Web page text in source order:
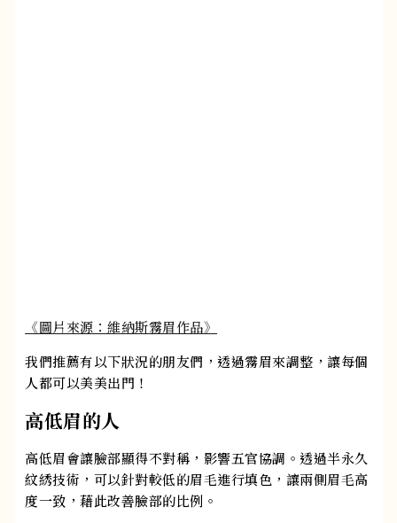
《圖片來源：維納斯霧眉作品》
我們推薦有以下狀況的朋友們，透過霧眉來調整，讓每個
人都可以美美出門！
高低眉的人
高低眉會讓臉部顯得不對稱，影響五官協調。透過半永久
紋綉技術，可以針對較低的眉毛進行填色，讓兩側眉毛高
度一致，藉此改善臉部的比例。